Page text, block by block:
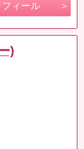
フィール
)